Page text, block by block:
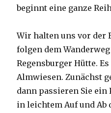
beginnt eine ganze
Wir halten uns vor der
folgen dem
Regensburger Hütte.
Almwiesen. Zunächst
dann passieren Sie ein
in leichtem Auf und Ab